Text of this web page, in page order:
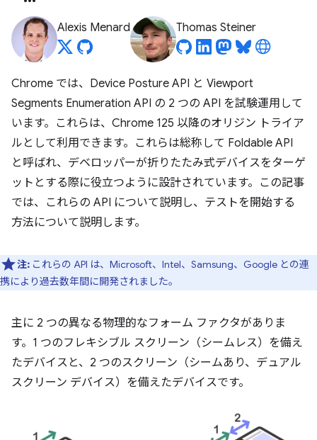
Alexis Menard Thomas Steiner
Chrome では、Device Posture API と Viewport
Segments Enumeration API の 2 つの API を試験運用して
います。これらは、Chrome 125 以降のオリジン トライア
ルとして利用できます。これらは総称して Foldable API
と呼ばれ、デベロッパーが折りたたみ式デバイスをターゲ
ットとする際に役立つように設計されています。この記事
では、これらの API について説明し、テストを開始する
方法について説明します。
注: これらの API は、Microsoft、Intel、Samsung、Google との連
携により過去数年間に開発されました。
主に 2 つの異なる物理的なフォーム ファクタがありま
す。1 つのフレキシブル スクリーン（シームレス）を備え
たデバイスと、2 つのスクリーン（シームあり、デュアル
スクリーン デバイス）を備えたデバイスです。